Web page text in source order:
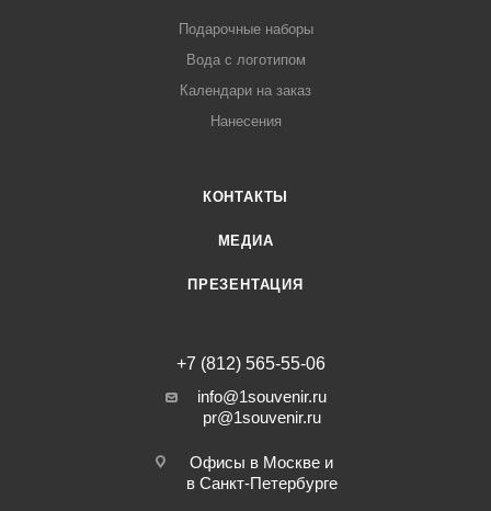
Подарочные наборы
Вода с логотипом
Календари на заказ
Нанесения
КОНТАКТЫ
МЕДИА
ПРЕЗЕНТАЦИЯ
+7 (812) 565-55-06
info@1souvenir.ru
pr@1souvenir.ru
Офисы в Москве и
в Санкт-Петербурге